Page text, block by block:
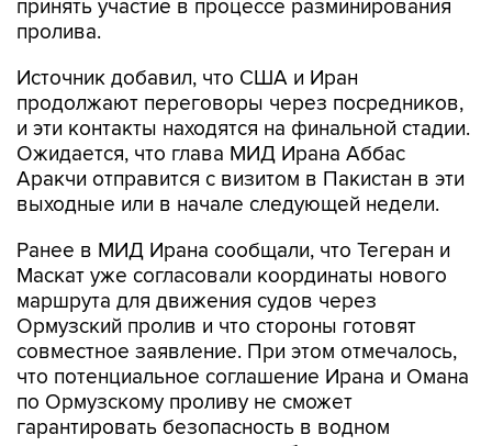
Источник добавил, что США и Иран
и эти контакты находятся на финальной стадии.
Ожидается, что глава МИД Ирана Аббас
Аракчи отправится с визитом в Пакистан в эти
выходные или в начале следующей недели.
Ранее в МИД Ирана сообщали, что Тегеран и
маршрута для движения судов через
Ормузский пролив и что стороны готовят
совместное заявление. При этом отмечалось,
что потенциальное соглашение Ирана и Омана
по Ормузскому проливу не сможет
гарантировать безопасность в водном
коридоре из-за риска дестабилизирующих
действий США.